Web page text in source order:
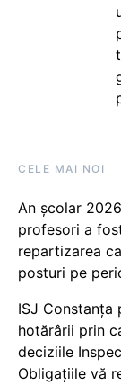
CELE MAI NOI
An școlar
profesori a
repartizarea
posturi pe
ISJ Constanța
hotărârii prin
deciziile
Obligațiile vă